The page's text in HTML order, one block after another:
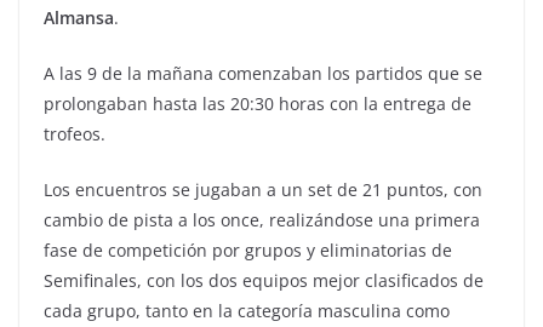
Almansa.
A las 9 de la mañana comenzaban los partidos que se
prolongaban hasta las 20:30 horas con la entrega de
trofeos.
Los encuentros se jugaban a un set de 21 puntos, con
cambio de pista a los once, realizándose una primera
fase de competición por grupos y eliminatorias de
Semifinales, con los dos equipos mejor clasificados de
cada grupo, tanto en la categoría masculina como